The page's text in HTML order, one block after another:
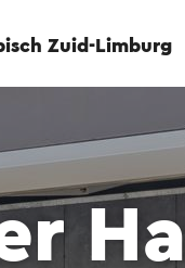
Zuid-Limburg